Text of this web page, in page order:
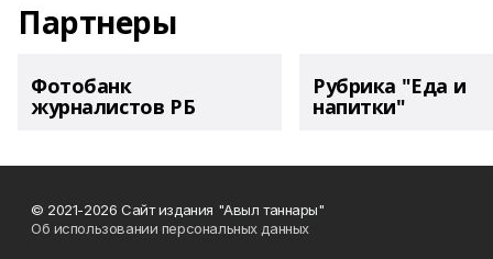
Партнеры
Фотобанк
журналистов РБ
Рубрика "Еда и
напитки"
© 2021-2026 Сайт издания "Авыл таннары"
Об использовании персональных данных